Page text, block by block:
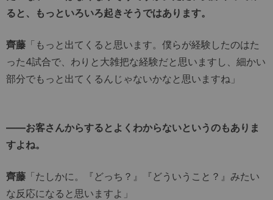
ると、もっといろいろ起きそうではあります。
齊藤 「もっと出てくると思います。僕らが経験したのはた
った4試合で、わりと大雑把な経験だと思いますし、細かい
部分でもっと出てくるんじゃないかなと思いますね」
――お客さんからするとよくわからないというのもありま
すよね。
齊藤 「たしかに。『どっち？』『どういうこと？』みたい
な反応になると思いますよ」